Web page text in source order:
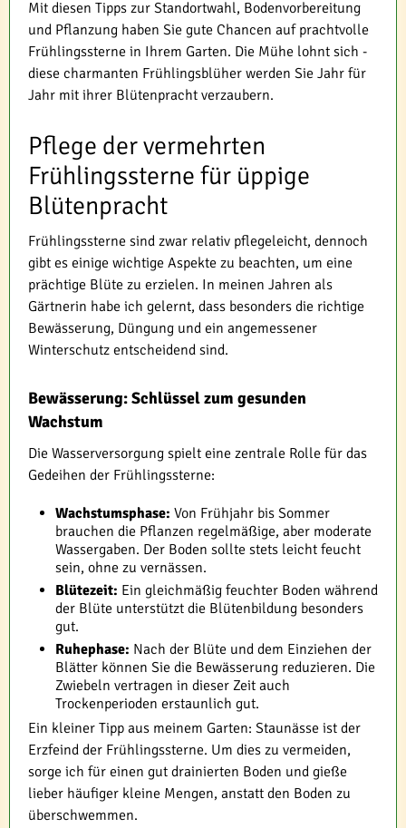
Mit diesen Tipps zur Standortwahl, Bodenvorbereitung
und Pflanzung haben Sie gute Chancen auf prachtvolle
Frühlingssterne in Ihrem Garten. Die Mühe lohnt sich -
diese charmanten Frühlingsblüher werden Sie Jahr für
Jahr mit ihrer Blütenpracht verzaubern.
Pflege der vermehrten
Frühlingssterne für üppige
Blütenpracht
Frühlingssterne sind zwar relativ pflegeleicht, dennoch
gibt es einige wichtige Aspekte zu beachten, um eine
prächtige Blüte zu erzielen. In meinen Jahren als
Gärtnerin habe ich gelernt, dass besonders die richtige
Bewässerung, Düngung und ein angemessener
Winterschutz entscheidend sind.
Bewässerung: Schlüssel zum gesunden
Wachstum
Die Wasserversorgung spielt eine zentrale Rolle für das
Gedeihen der Frühlingssterne:
Wachstumsphase: Von Frühjahr bis Sommer
brauchen die Pflanzen regelmäßige, aber moderate
Wassergaben. Der Boden sollte stets leicht feucht
sein, ohne zu vernässen.
Blütezeit: Ein gleichmäßig feuchter Boden während
der Blüte unterstützt die Blütenbildung besonders
gut.
Ruhephase: Nach der Blüte und dem Einziehen der
Blätter können Sie die Bewässerung reduzieren. Die
Zwiebeln vertragen in dieser Zeit auch
Trockenperioden erstaunlich gut.
Ein kleiner Tipp aus meinem Garten: Staunässe ist der
Erzfeind der Frühlingssterne. Um dies zu vermeiden,
sorge ich für einen gut drainierten Boden und gieße
lieber häufiger kleine Mengen, anstatt den Boden zu
überschwemmen.